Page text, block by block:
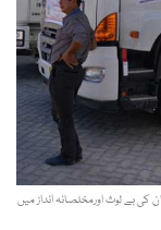
کی بے لوث اورمخلصانہ انداز میں